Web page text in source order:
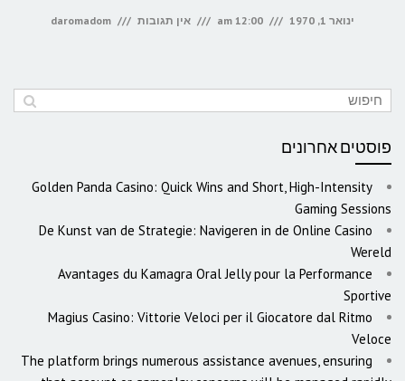
ינואר 1, 1970 12:00 am אין תגובות daromadom
פוסטים אחרונים
Golden Panda Casino: Quick Wins and Short, High-Intensity
Gaming Sessions
De Kunst van de Strategie: Navigeren in de Online Casino
Wereld
Avantages du Kamagra Oral Jelly pour la Performance
Sportive
Magius Casino: Vittorie Veloci per il Giocatore dal Ritmo
Veloce
The platform brings numerous assistance avenues, ensuring